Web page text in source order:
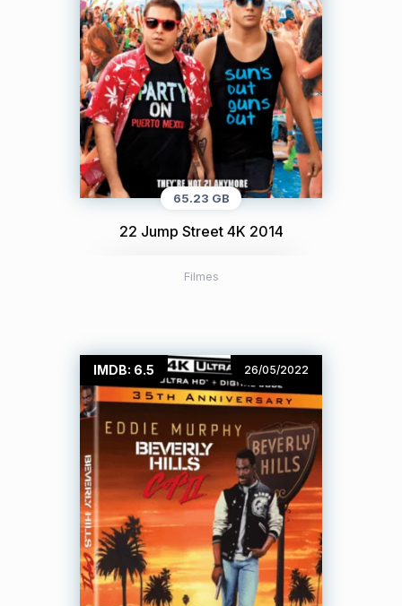
65.23 GB
22 Jump Street 4K 2014
Filmes
IMDB: 6.5 26/05/2022